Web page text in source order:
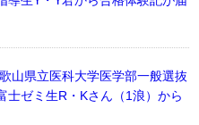
山県立医科大学医学部一般選抜
士ゼミ生R・Kさん（1浪）から